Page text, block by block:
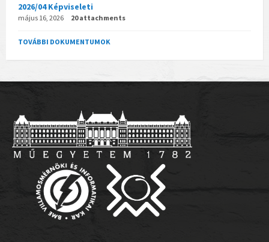
2026/04 Képviseleti
május 16, 2026 20 attachments
TOVÁBBI DOKUMENTUMOK